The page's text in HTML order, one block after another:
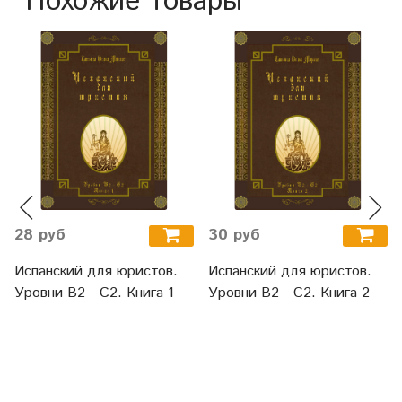
28 руб
Испанский для юристов.
Уровни В2 - С2. Книга 1
30 руб
Испанский для юристов.
Уровни В2 - С2. Книга 2